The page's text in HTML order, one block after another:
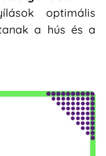
optimális
a hús és a